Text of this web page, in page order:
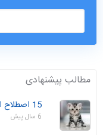
مطالب پیشنهادی
15 اصطلاح انگلیسی با کلمه گربه
6 سال پیش